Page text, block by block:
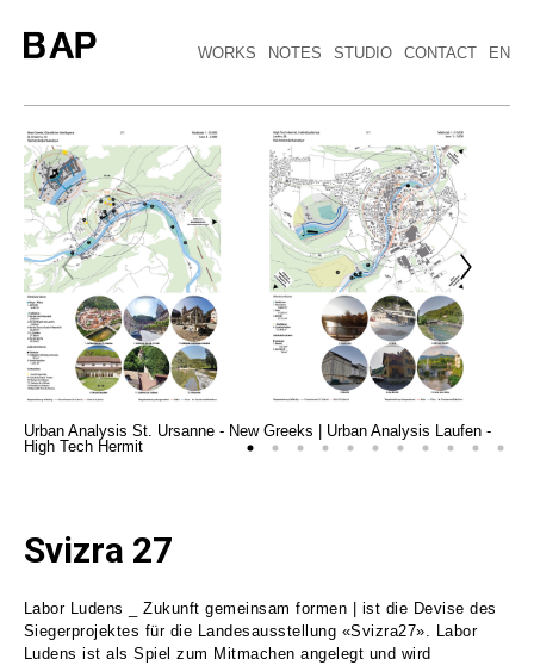
WORKS NOTES STUDIO CONTACT EN
Urban Analysis St. Ursanne - New Greeks | Urban Analysis Laufen -
High Tech Hermit
Svizra 27
Labor Ludens _ Zukunft gemeinsam formen | ist die Devise des
Siegerprojektes für die Landesausstellung «Svizra27». Labor
Ludens ist als Spiel zum Mitmachen angelegt und wird